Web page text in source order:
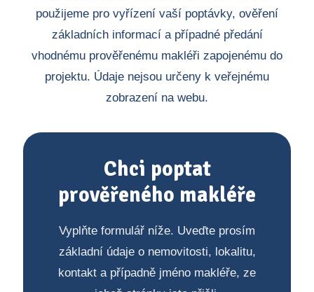
použijeme pro vyřízení vaší poptávky, ověření
základních informací a případné předání
vhodnému prověřenému makléři zapojenému do
projektu. Údaje nejsou určeny k veřejnému
zobrazení na webu.
Chci poptat
prověřeného makléře
Vyplňte formulář níže. Uveďte prosím
základní údaje o nemovitosti, lokalitu,
kontakt a případně jméno makléře, ze